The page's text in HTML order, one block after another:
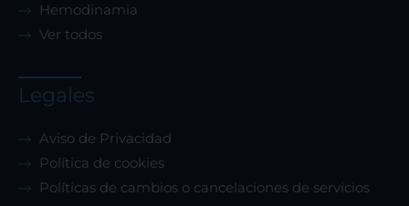
Hemodinamia
Ver todos
Legales
Aviso de Privacidad
Política de cookies
Políticas de cambios o cancelaciones de servicios